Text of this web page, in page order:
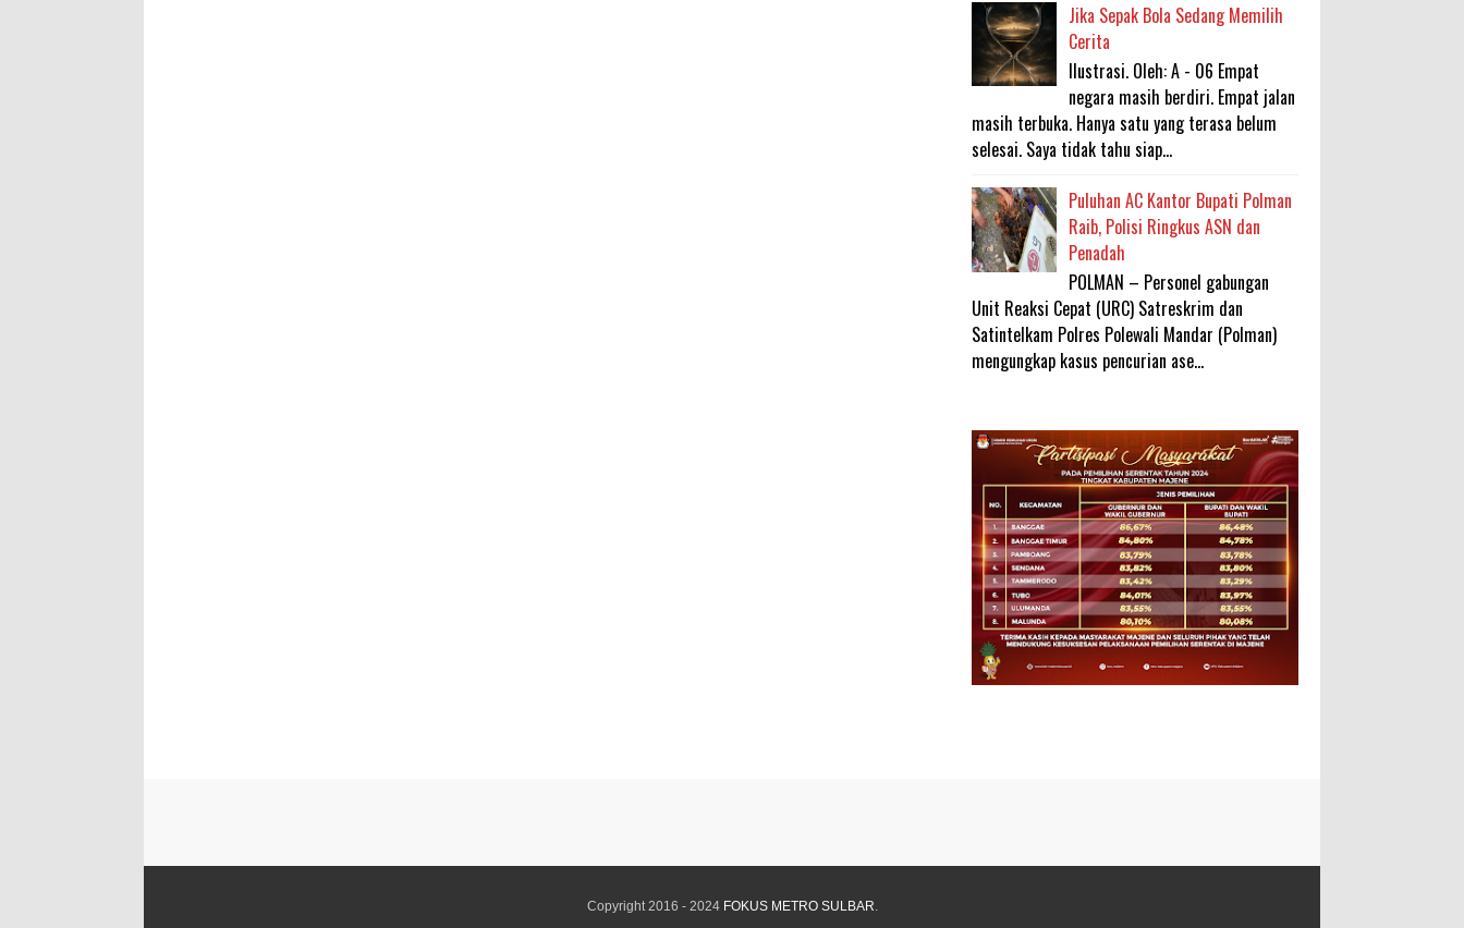
Jika Sepak Bola Sedang Memilih
Cerita
Ilustrasi. Oleh: A - 06 Empat
negara masih berdiri. Empat jalan
masih terbuka. Hanya satu yang terasa belum
selesai. Saya tidak tahu siap...
Puluhan AC Kantor Bupati Polman
Raib, Polisi Ringkus ASN dan
Penadah
POLMAN – Personel gabungan
Unit Reaksi Cepat (URC) Satreskrim dan
Satintelkam Polres Polewali Mandar (Polman)
mengungkap kasus pencurian ase...
Copyright 2016 - 2024 FOKUS METRO SULBAR.